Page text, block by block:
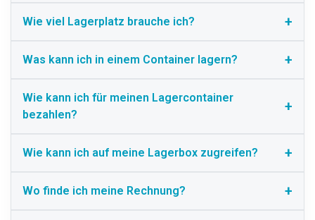
Wie viel Lagerplatz brauche ich?
Was kann ich in einem Container lagern?
Wie kann ich für meinen Lagercontainer
bezahlen?
Wie kann ich auf meine Lagerbox zugreifen?
Wo finde ich meine Rechnung?